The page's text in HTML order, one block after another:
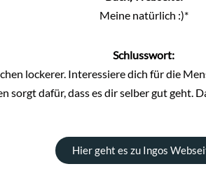
Meine natürlich :)*
Schlusswort:
lockerer. Interessiere dich für die
sorgt dafür, dass es dir selber gut geht.
Hier geht es zu Ingos